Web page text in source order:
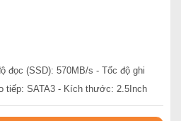
đọc (SSD): 570MB/s - Tốc độ ghi
tiếp: SATA3 - Kích thước: 2.5Inch